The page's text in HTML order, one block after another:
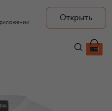
Открыть
5 885 ₽